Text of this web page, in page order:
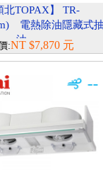
北TOPAX】 TR-
電熱除油隱藏式
油...
:NT $7,870 元